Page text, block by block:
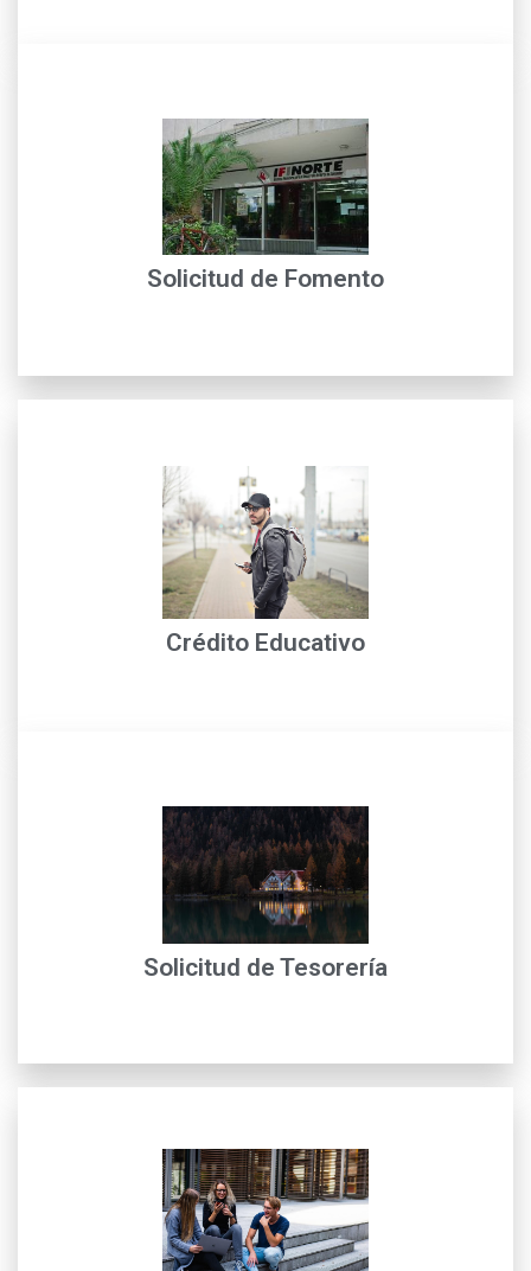
Solicitud de Fomento
Nuestros clientes podrán acceder a créditos de
Fomento para financiar inversiones en proyectos que
contribuyan al mejoramiento de la calidad de vida...
leer más
Crédito Educativo
Solicitud de crédito educativo, para mayor información
con nuestros financieros de crédito con Técnico
Operativo
leer más
Solicitud de Tesorería
Es la solución a corto plazo para atender situaciones
temporales de liquidez de nuestros clientes. Las
entidades descentralizadas y entes territoriales...
leer más
crédito
leer más